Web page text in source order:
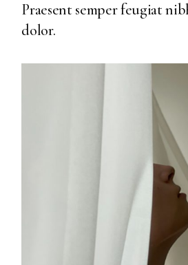
Praesent semper feugiat
dolor.